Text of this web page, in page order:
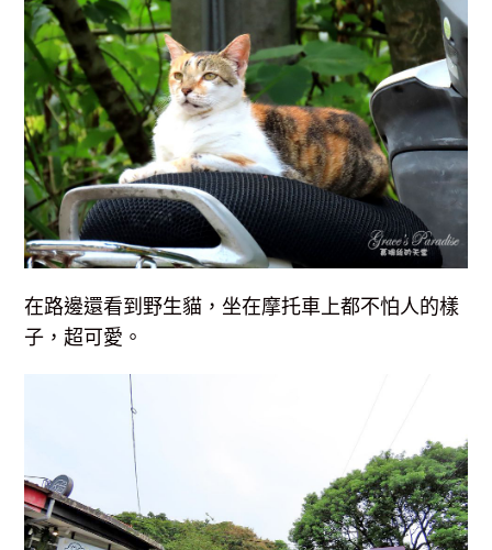
在路邊還看到野生貓，坐在摩托車上都不怕人的樣
子，超可愛。